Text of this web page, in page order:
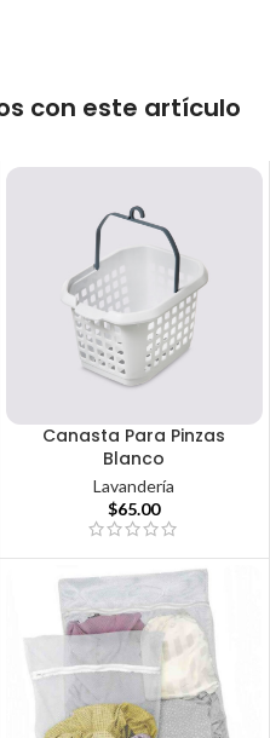
con este artículo
Canasta Para Pinzas
Blanco
Lavandería
$65.00